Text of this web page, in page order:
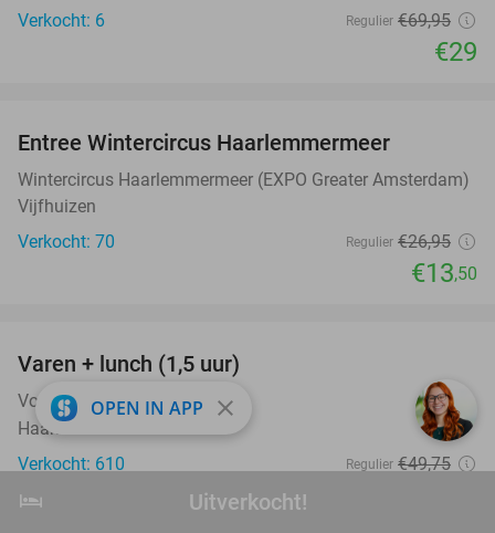
Uitverkocht!
hotel Uitverkocht!
Verkocht: 6
Regulier €69,95
€29
Entree Wintercircus Haarlemmermeer
Wintercircus Haarlemmermeer (EXPO Greater Amsterdam)
Vijfhuizen
Verkocht: 70
Regulier €26,95
€13,50
41%
Varen + lunch (1,5 uur)
Volkslust Salonboot Lola 9.9
Haarlem
Verkocht: 610
Regulier €49,75
OPEN IN APP close